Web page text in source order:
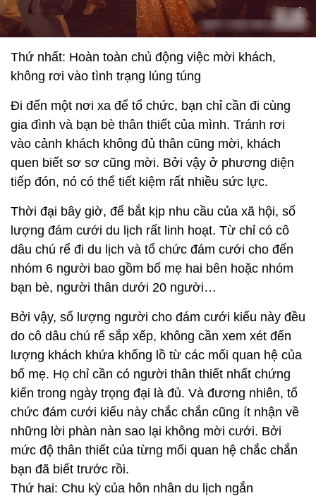
Thứ nhất: Hoàn toàn chủ động việc mời khách,
không rơi vào tình trạng lúng túng
Đi đến một nơi xa để tổ chức, bạn chỉ cần đi cùng
gia đình và bạn bè thân thiết của mình. Tránh rơi
vào cảnh khách không đủ thân cũng mời, khách
quen biết sơ sơ cũng mời. Bởi vậy ở phương diện
tiếp đón, nó có thể tiết kiệm rất nhiều sức lực.
Thời đại bây giờ, để bắt kịp nhu cầu của xã hội, số
lượng đám cưới du lịch rất linh hoạt. Từ chỉ có cô
dâu chú rể đi du lịch và tổ chức đám cưới cho đến
nhóm 6 người bao gồm bố mẹ hai bên hoặc nhóm
bạn bè, người thân dưới 20 người…
Bởi vậy, số lượng người cho đám cưới kiểu này đều
do cô dâu chú rể sắp xếp, không cần xem xét đến
lượng khách khứa khổng lồ từ các mối quan hệ của
bố mẹ. Họ chỉ cần có người thân thiết nhất chứng
kiến trong ngày trọng đại là đủ. Và đương nhiên, tổ
chức đám cưới kiểu này chắc chắn cũng ít nhận về
những lời phàn nàn sao lại không mời cưới. Bởi
mức độ thân thiết của từng mối quan hệ chắc chắn
bạn đã biết trước rồi.
Thứ hai: Chu kỳ của hôn nhân du lịch ngắn